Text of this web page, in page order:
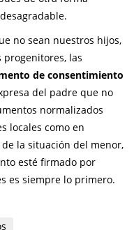
no sean nuestros hijos,
progenitores, las
de consentimiento
del padre que no
normalizados
locales como en
la situación del menor,
esté firmado por
es siempre lo primero.